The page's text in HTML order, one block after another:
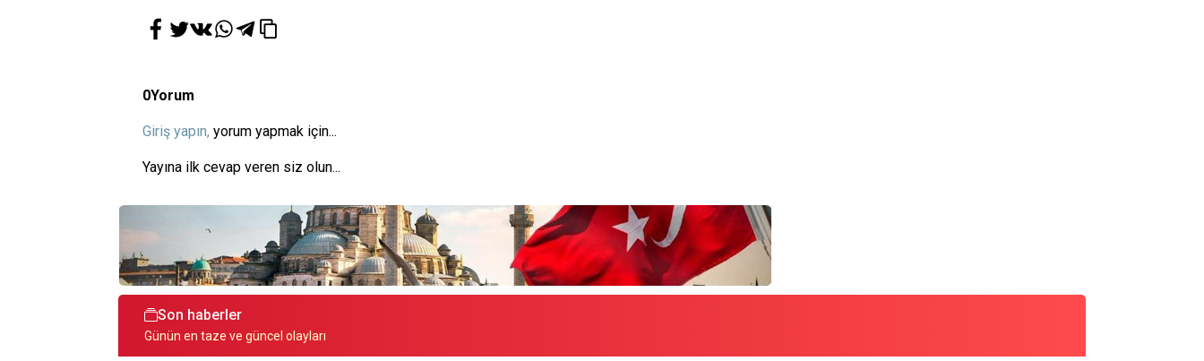
0Yorum
Giriş yapın, yorum yapmak için...
Yayına ilk cevap veren siz olun...
Son haberler
Günün en taze ve güncel olayları